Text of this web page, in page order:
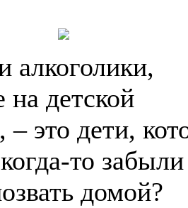
алкоголики,
детской
– это дети,
то забыли
домой?